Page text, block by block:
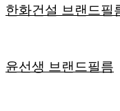
한화건설 브랜드필
윤선생 브랜드필름